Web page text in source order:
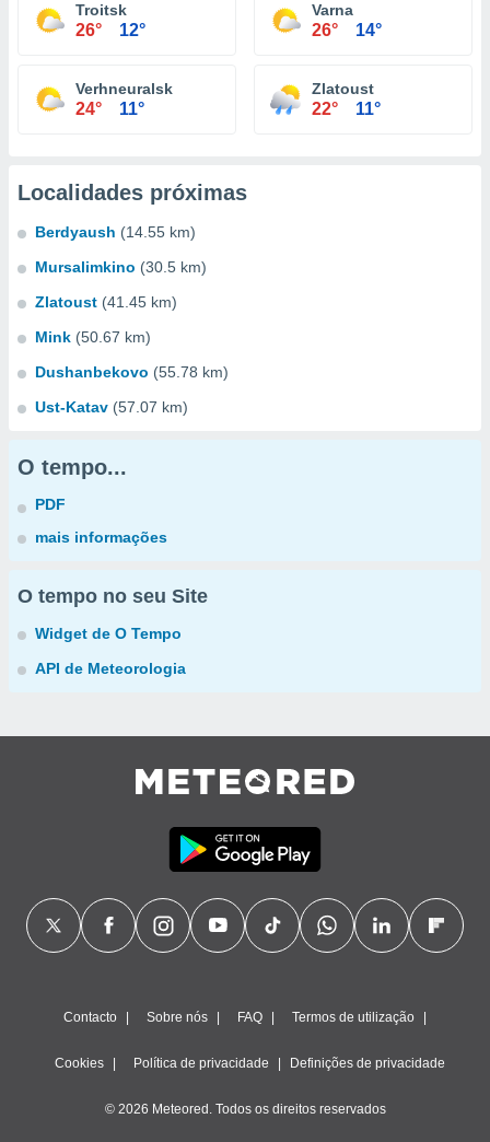
Troitsk
26° 12°
Varna
26° 14°
Verhneuralsk
24° 11°
Zlatoust
22° 11°
Localidades próximas
Berdyaush (14.55 km)
Mursalimkino (30.5 km)
Zlatoust (41.45 km)
Mink (50.67 km)
Dushanbekovo (55.78 km)
Ust-Katav (57.07 km)
O tempo...
PDF
mais informações
O tempo no seu Site
Widget de O Tempo
API de Meteorologia
Contacto Sobre nós FAQ Termos de utilização
Cookies Política de privacidade Definições de privacidade
© 2026 Meteored. Todos os direitos reservados